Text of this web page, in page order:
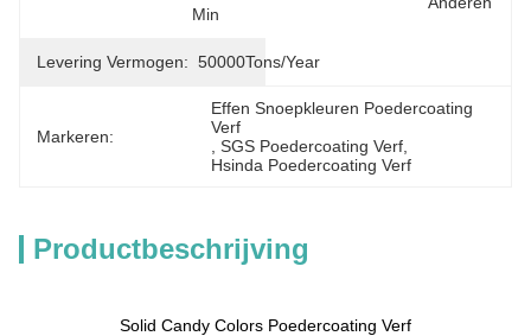
Min
Levering Vermogen: 50000Tons/Year
Markeren:
Effen Snoepkleuren Poedercoating
Verf
, SGS Poedercoating Verf
Hsinda Poedercoating Verf
Productbeschrijving
Solid Candy Colors Poedercoating Verf